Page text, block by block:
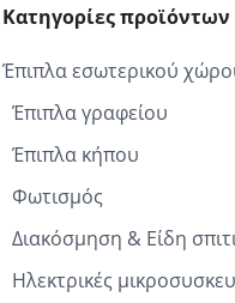
Κατηγορίες προϊόντων
Έπιπλα εσωτερικού
Έπιπλα γραφείου
Έπιπλα κήπου
Φωτισμός
Διακόσμηση & Είδη
Ηλεκτρικές